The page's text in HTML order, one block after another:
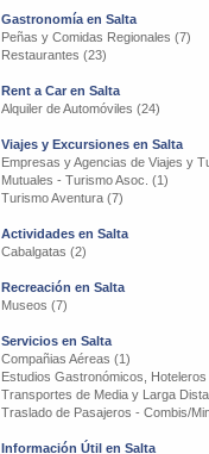
Gastronomía en Salta
Peñas y Comidas Regionales (7)
Restaurantes (23)
Rent a Car en Salta
Alquiler de Automóviles (24)
Viajes y Excursiones en Salta
Empresas y Agencias de Viajes y
Mutuales - Turismo Asoc. (1)
Turismo Aventura (7)
Actividades en Salta
Cabalgatas (2)
Recreación en Salta
Museos (7)
Servicios en Salta
Compañias Aéreas (1)
Estudios Gastronómicos,
Transportes de Media y Larga
Traslado de Pasajeros - Combis/
Información Útil en Salta